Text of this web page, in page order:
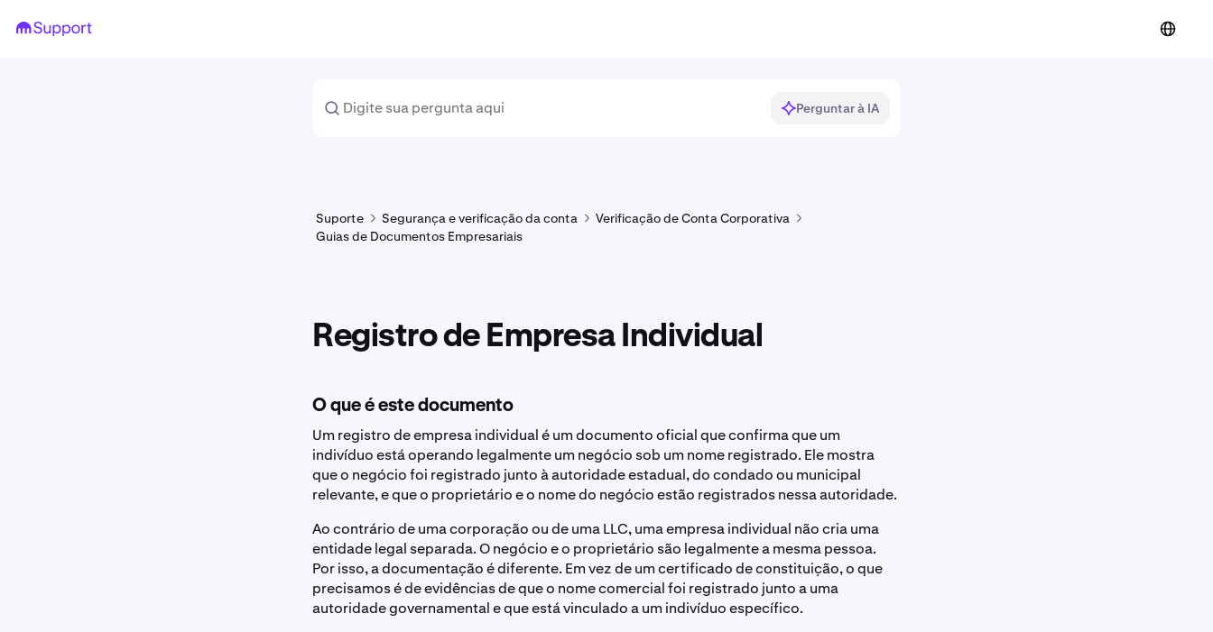
Perguntar à IA
Suporte Segurança e verificação da conta
Verificação de Conta Corporativa
Guias de Documentos Empresariais
Registro de Empresa Individual
O que é este documento
Um registro de empresa individual é um documento oficial que confirma que um
indivíduo está operando legalmente um negócio sob um nome registrado. Ele mostra
que o negócio foi registrado junto à autoridade estadual, do condado ou municipal
relevante, e que o proprietário e o nome do negócio estão registrados nessa autoridade.
Ao contrário de uma corporação ou de uma LLC, uma empresa individual não cria uma
entidade legal separada. O negócio e o proprietário são legalmente a mesma pessoa.
Por isso, a documentação é diferente. Em vez de um certificado de constituição, o que
precisamos é de evidências de que o nome comercial foi registrado junto a uma
autoridade governamental e que está vinculado a um indivíduo específico.